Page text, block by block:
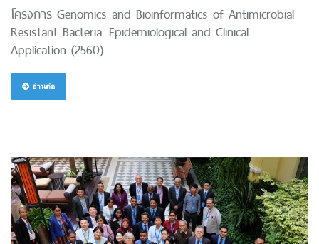
โครงการ Genomics and Bioinformatics of Antimicrobial
Resistant Bacteria: Epidemiological and Clinical
Application (2560)
อ่านต่อ